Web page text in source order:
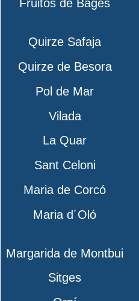
Fruitós de Bages
Quirze Safaja
Quirze de Besora
Pol de Mar
Vilada
La Quar
Sant Celoni
Maria de Corcó
Maria d´Oló
Margarida de Montbui
Sitges